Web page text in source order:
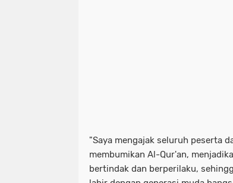
"Saya mengajak seluruh peserta
membumikan Al-Qur'an,
bertindak dan berperilaku,